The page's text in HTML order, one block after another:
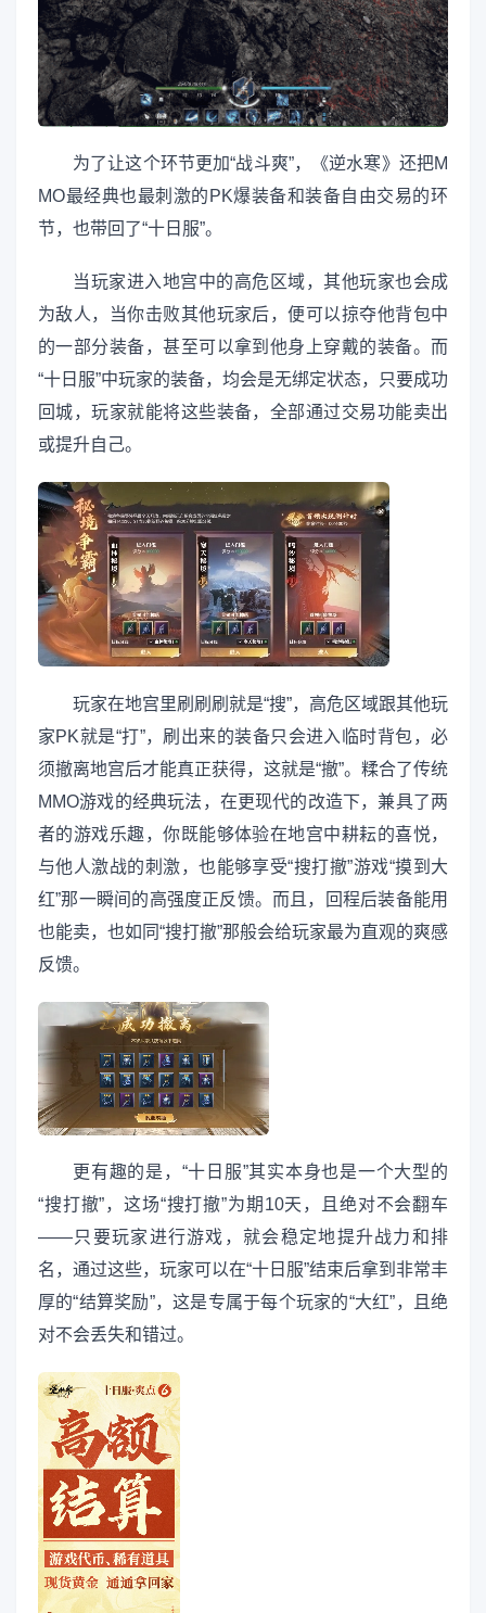
为了让这个环节更加“战斗爽”，《逆水寒》还把M
MO最经典也最刺激的PK爆装备和装备自由交易的环
节，也带回了“十日服”。
当玩家进入地宫中的高危区域，其他玩家也会成
为敌人，当你击败其他玩家后，便可以掠夺他背包中
的一部分装备，甚至可以拿到他身上穿戴的装备。而
“十日服”中玩家的装备，均会是无绑定状态，只要成功
回城，玩家就能将这些装备，全部通过交易功能卖出
或提升自己。
玩家在地宫里刷刷刷就是“搜”，高危区域跟其他玩
家PK就是“打”，刷出来的装备只会进入临时背包，必
须撤离地宫后才能真正获得，这就是“撤”。糅合了传统
MMO游戏的经典玩法，在更现代的改造下，兼具了两
者的游戏乐趣，你既能够体验在地宫中耕耘的喜悦，
与他人激战的刺激，也能够享受“搜打撤”游戏“摸到大
红”那一瞬间的高强度正反馈。而且，回程后装备能用
也能卖，也如同“搜打撤”那般会给玩家最为直观的爽感
反馈。
更有趣的是，“十日服”其实本身也是一个大型的
“搜打撤”，这场“搜打撤”为期10天，且绝对不会翻车
——只要玩家进行游戏，就会稳定地提升战力和排
名，通过这些，玩家可以在“十日服”结束后拿到非常丰
厚的“结算奖励”，这是专属于每个玩家的“大红”，且绝
对不会丢失和错过。